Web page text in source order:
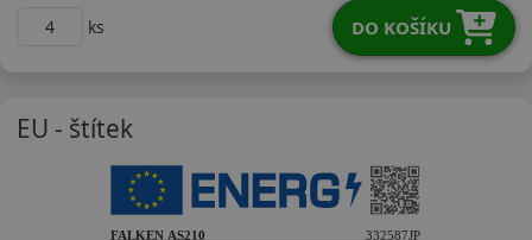
ks DO KOŠÍKU
EU - štítek